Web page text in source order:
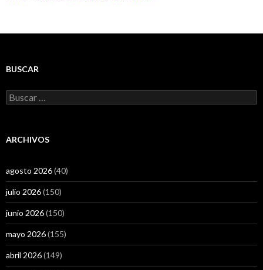
BUSCAR
Buscar:
ARCHIVOS
agosto 2026(40)
julio 2026(150)
junio 2026(150)
mayo 2026(155)
abril 2026(149)